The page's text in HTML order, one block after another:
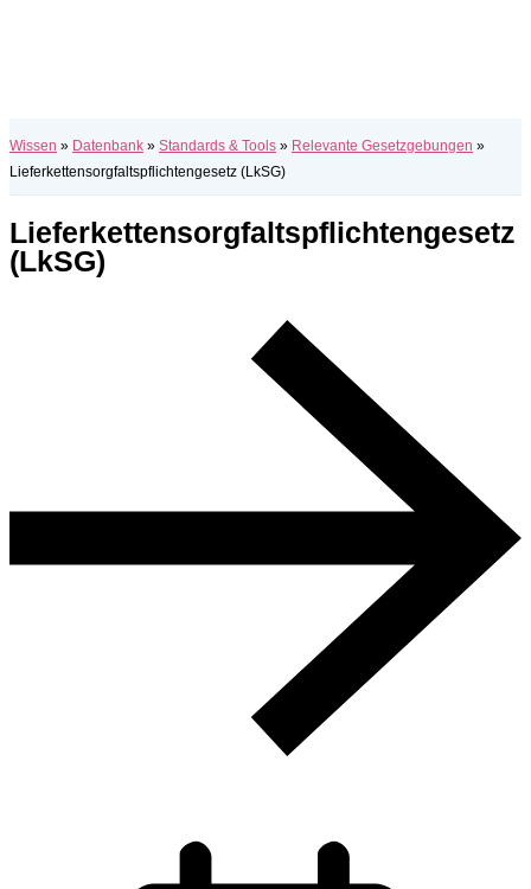
Wissen » Datenbank » Standards & Tools » Relevante Gesetzgebungen »
Lieferkettensorgfaltspflichtengesetz (LkSG)
Lieferkettensorgfaltspflichtengesetz
(LkSG)